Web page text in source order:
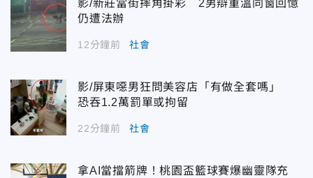
影/新莊當街摔角掛彩 2男辯重溫同窗回憶
仍遭法辦
12分鐘前 社會
影/屏東噁男狂問美容店「有做全套嗎」
恐吞1.2萬罰單或拘留
22分鐘前 社會
拿AI當擋箭牌！桃園盃籃球賽爆幽靈隊充